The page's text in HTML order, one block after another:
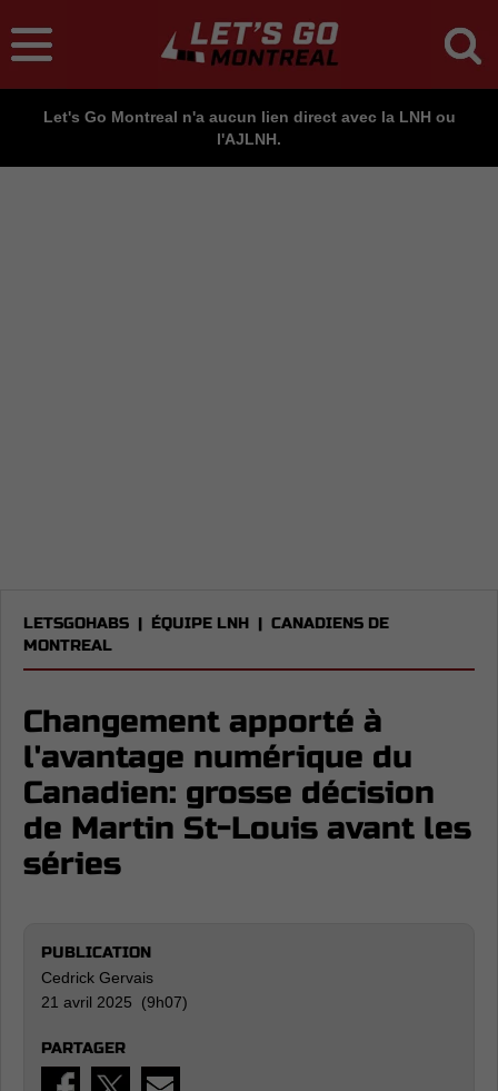
Let's Go Montreal n'a aucun lien direct avec la LNH ou
l'AJLNH.
LETSGOHABS | ÉQUIPE LNH | CANADIENS DE
MONTREAL
Changement apporté à
l'avantage numérique du
Canadien: grosse décision
de Martin St-Louis avant les
séries
PUBLICATION
Cedrick Gervais
21 avril 2025 (9h07)
PARTAGER